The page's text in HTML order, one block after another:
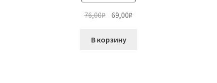
76,00₽ Первоначальная
составляла
69,00₽
В корзину